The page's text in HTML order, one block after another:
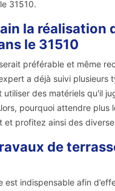
31510.
la réalisation
le 31510
préférable et même
a déjà suivi
des matériels qu'il
pourquoi attendre
profitez ainsi des
de
indispensable afin